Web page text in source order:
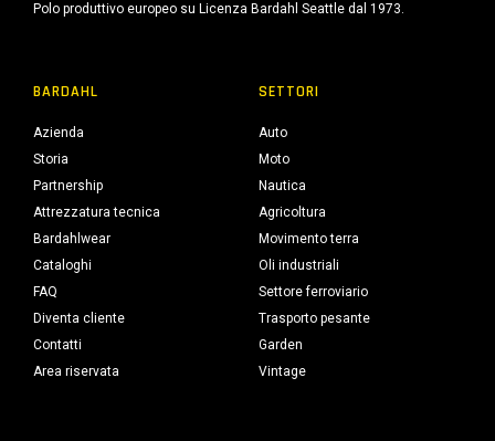
Polo produttivo europeo su Licenza Bardahl Seattle dal 1973.
BARDAHL
Azienda
Storia
Partnership
Attrezzatura tecnica
Bardahlwear
Cataloghi
FAQ
Diventa cliente
Contatti
Area riservata
SETTORI
Auto
Moto
Nautica
Agricoltura
Movimento terra
Oli industriali
Settore ferroviario
Trasporto pesante
Garden
Vintage